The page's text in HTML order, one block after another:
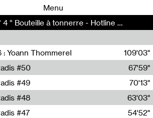
Menu
à tonnerre - Hotline At the same time (4)
: Yoann Thommerel
Thommerel
109'03"
#50
67'59"
#49
70'13"
#48
63'03"
#47
54'52"
00
00